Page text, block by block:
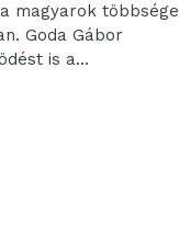
magyarok többsége
Goda Gábor
is a...